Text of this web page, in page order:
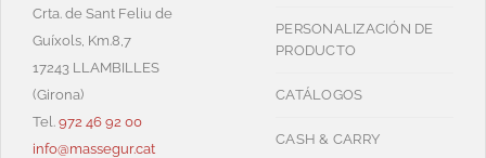
Crta. de Sant Feliu de
Guíxols, Km.8,7
17243 LLAMBILLES
(Girona)
Tel. 972 46 92 00
info@massegur.cat
PERSONALIZACIÓN DE
PRODUCTO
CATÁLOGOS
CASH & CARRY